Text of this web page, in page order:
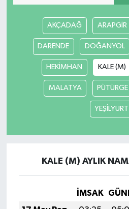
AKÇADAĞ ARAPGİR
DARENDE DOĞANYOL
HEKİMHAN KALE (M)
MALATYA PÜTÜRGE
YEŞİLYURT
KALE (M) AYLIK
İMSAK
DÜNYA